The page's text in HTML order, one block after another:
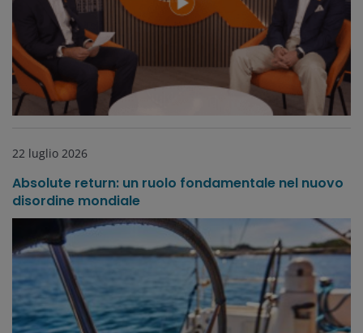
22 luglio 2026
Absolute return: un ruolo fondamentale nel nuovo
disordine mondiale